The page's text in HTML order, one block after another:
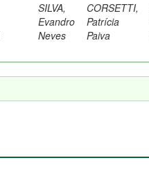
SILVA,
Evandro
Neves
CORSETTI,
Patrícia
Paiva